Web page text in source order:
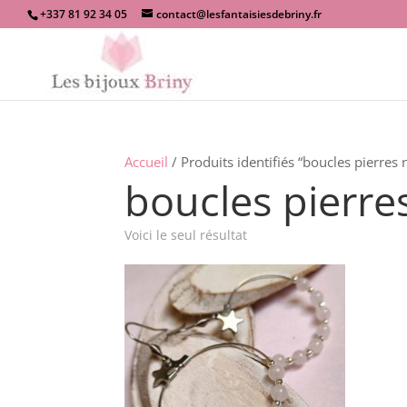
+337 81 92 34 05 contact@lesfantaisiesdebriny.fr
Accueil / Produits identifiés “boucles pierres
boucles
Voici le seul résultat